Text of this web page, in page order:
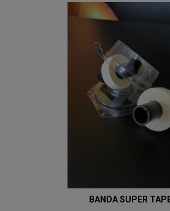
BANDA SUPER